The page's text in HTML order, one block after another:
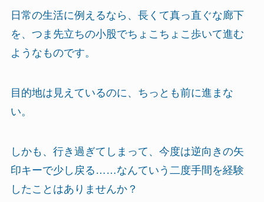
日常の生活に例えるなら、長くて真っ直ぐな廊下
を、つま先立ちの小股でちょこちょこ歩いて進む
ようなものです。
目的地は見えているのに、ちっとも前に進まな
い。
しかも、行き過ぎてしまって、今度は逆向きの矢
印キーで少し戻る……なんていう二度手間を経験
したことはありませんか？